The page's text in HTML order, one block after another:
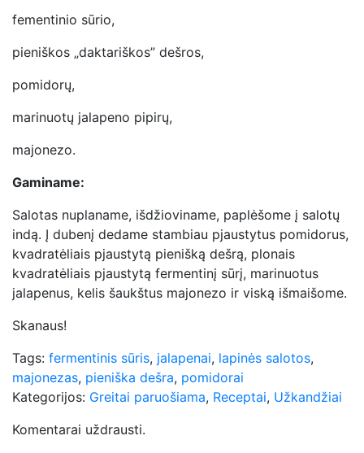
fementinio sūrio,
pieniškos „daktariškos” dešros,
pomidorų,
marinuotų jalapeno pipirų,
majonezo.
Gaminame:
Salotas nuplaname, išdžioviname, paplėšome į salotų
indą. Į dubenį dedame stambiau pjaustytus pomidorus,
kvadratėliais pjaustytą pienišką dešrą, plonais
kvadratėliais pjaustytą fermentinį sūrį, marinuotus
jalapenus, kelis šaukštus majonezo ir viską išmaišome.
Skanaus!
Tags: fermentinis sūris, jalapenai, lapinės salotos,
majonezas, pieniška dešra, pomidorai
Kategorijos: Greitai paruošiama, Receptai, Užkandžiai
Komentarai uždrausti.